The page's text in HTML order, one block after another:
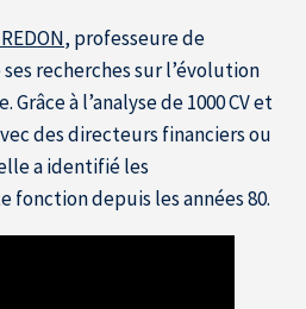
Center
, professeure de
recherches sur l’évolution
à l’analyse de 1000 CV et
des directeurs financiers ou
a identifié les
depuis les années 80.